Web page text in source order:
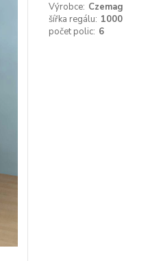
Výrobce: Czemag
šířka regálu: 1000
počet polic: 6